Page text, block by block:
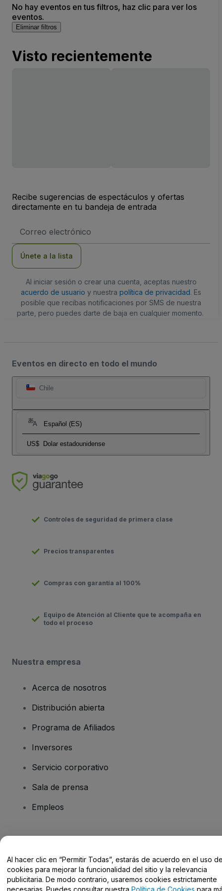
No hay eventos en tus filtros, haz clic para ver los
eventos.
Eliminar filtros
Visto recientemente
Recibe sugerencias de espectáculos y ofertas
directamente en tu bandeja de entrada
de
Únete a la lista
Al iniciar sesión o crear una cuenta, aceptas nuestro
acuerdo de usuario y nuestra política de privacidad. Es
posible que recibas notificaciones por SMS de nuestra
parte, pero puedes darte de baja en cualquier momento.
Eventos en directo en todo el mundo
Chile
Español (ES)
US$ Dolar estadounidense
Controles de seguridad de primera clase
Precios transparentes
Compras con garantía al 100%
Equipo de Atención al Cliente que te acompaña en
todo el proceso
Nuestra empresa
Acerca de nosotros
Distribución abierta
Programa de Afiliados
Inversores
Servicio corporativo
Sala de prensa
Empleos
Centro de Ayuda / Contacto
Al hacer clic en “Permitir Todas”, estarás de acuerdo en el uso
cookies para mejorar la funcionalidad del sitio y la relevancia
publicitaria. De modo contrario, usaremos cookies estrictamente
necesarias. Puedes consultar nuestra Política de Cookies para